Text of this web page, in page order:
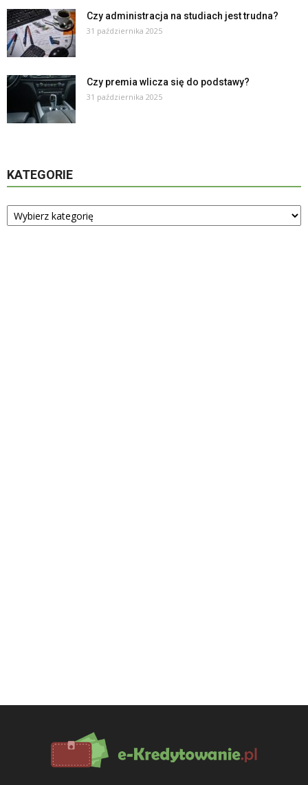
Czy administracja na studiach jest trudna?
31 października 2025
Czy premia wlicza się do podstawy?
31 października 2025
KATEGORIE
Kategorie